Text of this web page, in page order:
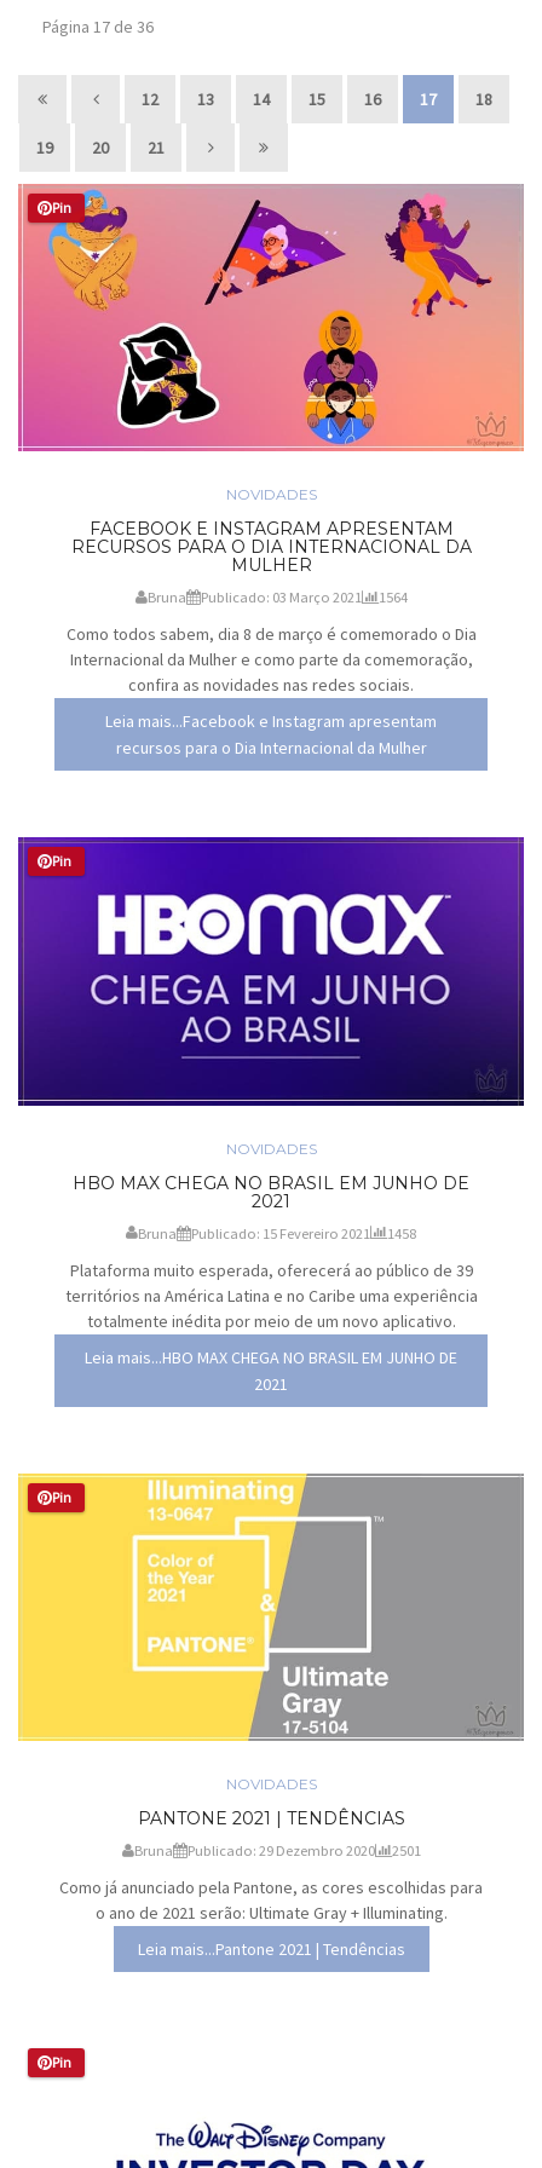
Página 17 de 36
12 13 14 15 16 17 18
19 20 21
Pin
NOVIDADES
FACEBOOK E INSTAGRAM APRESENTAM
RECURSOS PARA O DIA INTERNACIONAL DA
MULHER
Bruna Publicado: 03 Março 2021 1564
Como todos sabem, dia 8 de março é comemorado o Dia
Internacional da Mulher e como parte da comemoração,
confira as novidades nas redes sociais.
Leia mais...Facebook e Instagram apresentam
recursos para o Dia Internacional da Mulher
Pin
NOVIDADES
HBO MAX CHEGA NO BRASIL EM JUNHO DE
2021
Bruna Publicado: 15 Fevereiro 2021 1458
Plataforma muito esperada, oferecerá ao público de 39
territórios na América Latina e no Caribe uma experiência
totalmente inédita por meio de um novo aplicativo.
Leia mais...HBO MAX CHEGA NO BRASIL EM JUNHO DE
2021
Pin
NOVIDADES
PANTONE 2021 | TENDÊNCIAS
Bruna Publicado: 29 Dezembro 2020 2501
Como já anunciado pela Pantone, as cores escolhidas para
o ano de 2021 serão: Ultimate Gray + Illuminating.
Leia mais...Pantone 2021 | Tendências
Pin